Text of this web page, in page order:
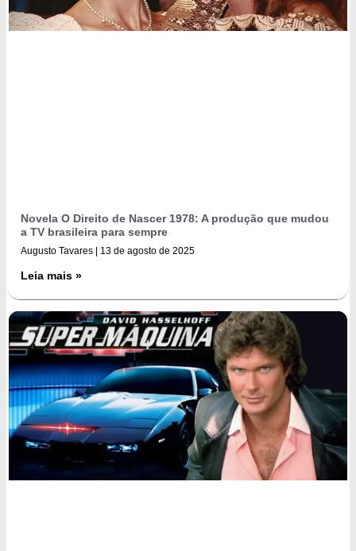
Novela O Direito de Nascer 1978: A produção que mudou
a TV brasileira para sempre
Augusto Tavares 13 de agosto de 2025
Leia mais »